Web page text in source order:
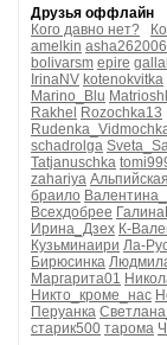
Друзья оффлайн
Кого давно нет?
amelkin asha262006
bolivarsm epire
IrinaNV kotenokvitka
Marino_Blu
Rakhel
Rozochka13
schadrolga
Tatjanuschka
zahariya
браило
Всехдобрее
Ирина_Дзех К-
Кузьминаири Ла-
Бирюсинка
Маргарита01
Никто_кроме_нас
Перуанка
старик500 тарома